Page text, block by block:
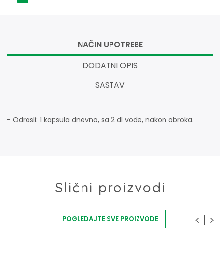
NAČIN UPOTREBE
DODATNI OPIS
SASTAV
- Odrasli: 1 kapsula dnevno, sa 2 dl vode, nakon obroka.
Slični proizvodi
POGLEDAJTE SVE PROIZVODE